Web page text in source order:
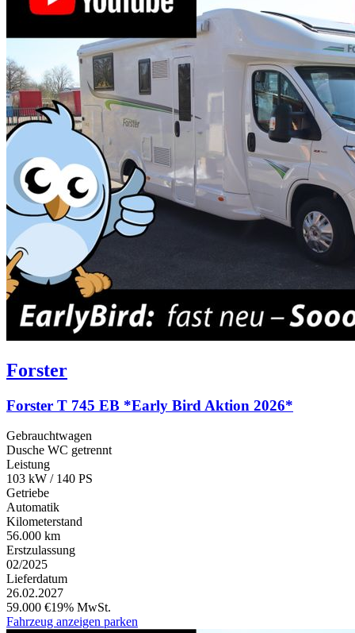
Forster
Forster T 745 EB *Early Bird Aktion 2026*
Gebrauchtwagen
Dusche WC getrennt
Leistung
103 kW / 140 PS
Getriebe
Automatik
Kilometerstand
56.000 km
Erstzulassung
02/2025
Lieferdatum
26.02.2027
59.000 €19% MwSt.
Fahrzeug anzeigen parken